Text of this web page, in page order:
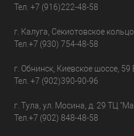
Тел. +7 (916)222-48-58
г. Калуга, Секиотовское
Тел. +7 (930) 754-48-58
г. Обнинск, Киевское шоссе,
Тел. +7 (902)390-90-96
г. Тула, ул. Мосина, д. 29 ТЦ
Тел. +7 (902) 848-48-58